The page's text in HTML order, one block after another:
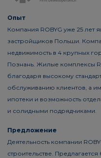
Опыт
Компания ROBYG уже 25 лет
застройщиков Польши.
недвижимость в 4 крупных
Познань. Жилые комплексы
благодаря высокому
обслуживанию клиентов, а
ипотеки и возможность
и солидными подрядчиками.
Предложение
Деятельность компании
строительстве.